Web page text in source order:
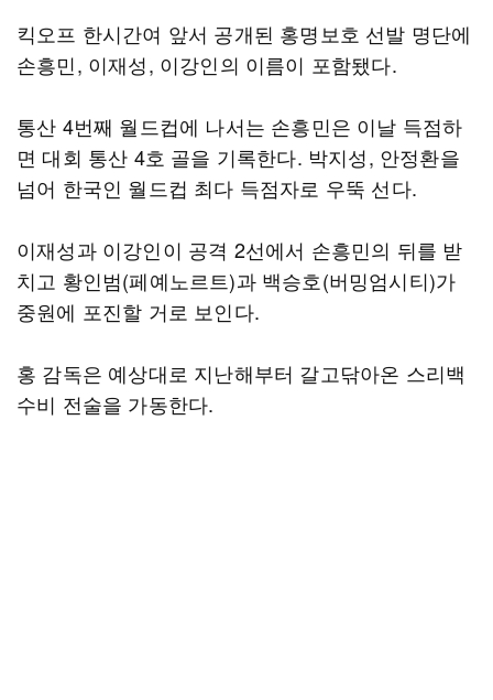
킥오프 한시간여 앞서 공개된 홍명보호 선발 명단에
손흥민, 이재성, 이강인의 이름이 포함됐다.
통산 4번째 월드컵에 나서는 손흥민은 이날 득점하
면 대회 통산 4호 골을 기록한다. 박지성, 안정환을
넘어 한국인 월드컵 최다 득점자로 우뚝 선다.
이재성과 이강인이 공격 2선에서 손흥민의 뒤를 받
치고 황인범(페예노르트)과 백승호(버밍엄시티)가
중원에 포진할 거로 보인다.
홍 감독은 예상대로 지난해부터 갈고닦아온 스리백
수비 전술을 가동한다.